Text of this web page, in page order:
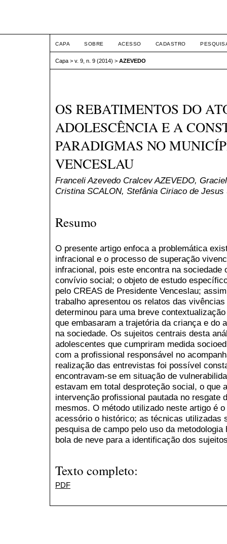
CAPA SOBRE ACESSO CADASTRO
Capa > v. 9, n. 9 (2014) > AZEVEDO
OS REBATIMENTOS DO
ADOLESCÊNCIA E A
PARADIGMAS NO
VENCESLAU
Franceli Azevedo Cralcev AZEVEDO,
Cristina SCALON, Stefânia Ciriaco de Jesus
Resumo
O presente artigo enfoca a problemática
infracional e o processo de superação
infracional, pois este encontra na sociedade
convívio social; o objeto de estudo
pelo CREAS de Presidente Venceslau;
trabalho apresentou os relatos das
determinou para uma breve
que embasaram a trajetória da criança e do
na sociedade. Os sujeitos centrais desta
adolescentes que cumpriram medida
com a profissional responsável no
realização das entrevistas foi possível
encontravam-se em situação de
estavam em total desproteção social, o que
intervenção profissional pautada no resgate
mesmos. O método utilizado neste artigo é
acessório o histórico; as técnicas utilizadas
pesquisa de campo pelo uso da
bola de neve para a identificação dos
Texto completo:
PDF